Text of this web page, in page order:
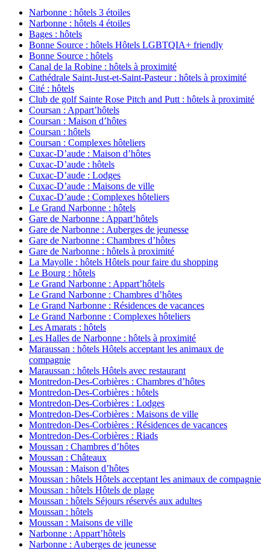
Narbonne : hôtels 3 étoiles
Narbonne : hôtels 4 étoiles
Bages : hôtels
Bonne Source : hôtels Hôtels LGBTQIA+ friendly
Bonne Source : hôtels
Canal de la Robine : hôtels à proximité
Cathédrale Saint-Just-et-Saint-Pasteur : hôtels à proximité
Cité : hôtels
Club de golf Sainte Rose Pitch and Putt : hôtels à proximité
Coursan : Appart’hôtels
Coursan : Maison d’hôtes
Coursan : hôtels
Coursan : Complexes hôteliers
Cuxac-Dʼaude : Maison d’hôtes
Cuxac-Dʼaude : hôtels
Cuxac-Dʼaude : Lodges
Cuxac-Dʼaude : Maisons de ville
Cuxac-Dʼaude : Complexes hôteliers
Le Grand Narbonne : hôtels
Gare de Narbonne : Appart’hôtels
Gare de Narbonne : Auberges de jeunesse
Gare de Narbonne : Chambres d’hôtes
Gare de Narbonne : hôtels à proximité
La Mayolle : hôtels Hôtels pour faire du shopping
Le Bourg : hôtels
Le Grand Narbonne : Appart’hôtels
Le Grand Narbonne : Chambres d’hôtes
Le Grand Narbonne : Résidences de vacances
Le Grand Narbonne : Complexes hôteliers
Les Amarats : hôtels
Les Halles de Narbonne : hôtels à proximité
Maraussan : hôtels Hôtels acceptant les animaux de
compagnie
Maraussan : hôtels Hôtels avec restaurant
Montredon-Des-Corbières : Chambres d’hôtes
Montredon-Des-Corbières : hôtels
Montredon-Des-Corbières : Lodges
Montredon-Des-Corbières : Maisons de ville
Montredon-Des-Corbières : Résidences de vacances
Montredon-Des-Corbières : Riads
Moussan : Chambres d’hôtes
Moussan : Châteaux
Moussan : Maison d’hôtes
Moussan : hôtels Hôtels acceptant les animaux de compagnie
Moussan : hôtels Hôtels de plage
Moussan : hôtels Séjours réservés aux adultes
Moussan : hôtels
Moussan : Maisons de ville
Narbonne : Appart’hôtels
Narbonne : Auberges de jeunesse